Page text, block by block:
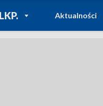
POWRÓT DO
TVP REGIONY
Aktualności